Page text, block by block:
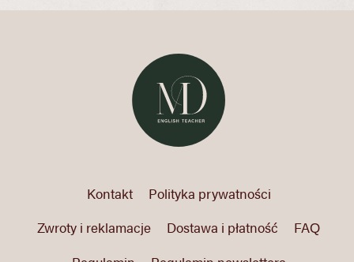
Kontakt
Polityka prywatności
Zwroty i reklamacje
Dostawa i płatność
FAQ